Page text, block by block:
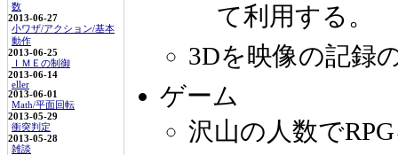
数
2013-06-27
小ワザ/アクション/基本
動作
2013-06-25
ＩＭＥの制御
2013-06-14
eller
2013-06-01
Math/平面回転
2013-05-29
衝突判定
2013-05-28
雑談
て利用する。
3Dを映像の記録
ゲーム
沢山の人数で